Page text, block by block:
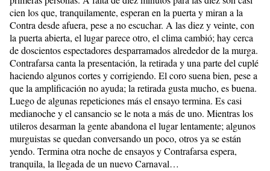
cien los que, tranquilamente, esperan en la puerta y miran a la
Contra desde afuera, pese a no escuchar. A las diez y veinte, con
la puerta abierta, el lugar parece otro, el clima cambió; hay cerca
de doscientos espectadores desparramados alrededor de la murga.
Contrafarsa canta la presentación, la retirada y una parte del cuplé
haciendo algunos cortes y corrigiendo. El coro suena bien, pese a
que la amplificación no ayuda; la retirada gusta mucho, es buena.
Luego de algunas repeticiones más el ensayo termina. Es casi
medianoche y el cansancio se le nota a más de uno. Mientras los
utileros desarman la gente abandona el lugar lentamente; algunos
murguistas se quedan conversando un poco, otros ya se están
yendo. Termina otra noche de ensayos y Contrafarsa espera,
tranquila, la llegada de un nuevo Carnaval…